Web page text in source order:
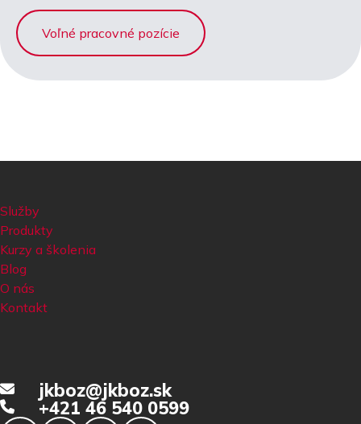
Voľné pracovné pozície
Služby
Produkty
Kurzy a školenia
Blog
O nás
Kontakt
jkboz@jkboz.sk
+421 46 540 0599